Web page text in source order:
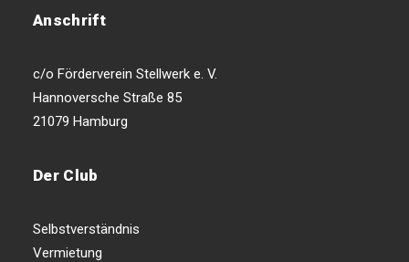
Anschrift
c/o Förderverein Stellwerk e. V.
Hannoversche Straße 85
21079 Hamburg
Der Club
Selbstverständnis
Vermietung